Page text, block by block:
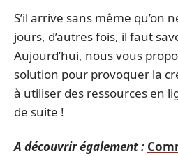
S’il arrive sans même qu’on
jours, d’autres fois, il faut
Aujourd’hui, nous vous
solution pour provoquer la
à utiliser des ressources en
de suite !
A découvrir également :